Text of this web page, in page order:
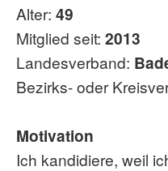
Alter: 49
Mitglied seit: 2013
Landesverband:
Bezirks- oder
Motivation
Ich kandidiere, weil